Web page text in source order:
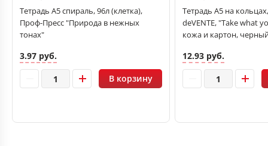
Тетрадь А5 спираль, 96л (клетка),
Проф-Пресс "Природа в нежных
тонах"
3.97 руб.
В корзину
Тетрадь А5 на
deVENTE, "Take what
кожа и картон,
12.93 руб.